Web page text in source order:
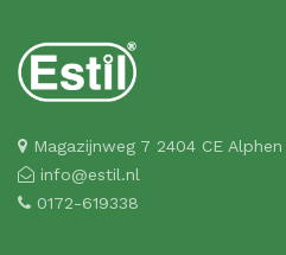
Magazijnweg 7 2404 CE
info@estil.nl
0172-619338